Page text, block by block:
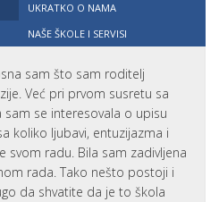
UKRATKO O NAMA
NAŠE ŠKOLE I SERVISI
sam što sam roditelj
Već pri prvom susretu sa
se interesovala o upisu
koliko ljubavi, entuzijazma i
radu. Bila sam zadivljena
rada. Tako nešto postoji i
da shvatite da je to škola